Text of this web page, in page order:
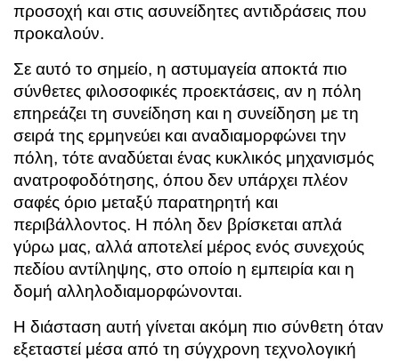
προσοχή και στις ασυνείδητες αντιδράσεις που
προκαλούν.
Σε αυτό το σημείο, η αστυμαγεία αποκτά πιο
σύνθετες φιλοσοφικές προεκτάσεις, αν η πόλη
επηρεάζει τη συνείδηση και η συνείδηση με τη
σειρά της ερμηνεύει και αναδιαμορφώνει την
πόλη, τότε αναδύεται ένας κυκλικός μηχανισμός
ανατροφοδότησης, όπου δεν υπάρχει πλέον
σαφές όριο μεταξύ παρατηρητή και
περιβάλλοντος. Η πόλη δεν βρίσκεται απλά
γύρω μας, αλλά αποτελεί μέρος ενός συνεχούς
πεδίου αντίληψης, στο οποίο η εμπειρία και η
δομή αλληλοδιαμορφώνονται.
Η διάσταση αυτή γίνεται ακόμη πιο σύνθετη όταν
εξεταστεί μέσα από τη σύγχρονη τεχνολογική